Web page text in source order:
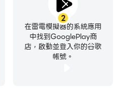
2
在雷電模擬器的系統應用
中找到GooglePlay商
店，啟動並登入你的谷歌
帳號。